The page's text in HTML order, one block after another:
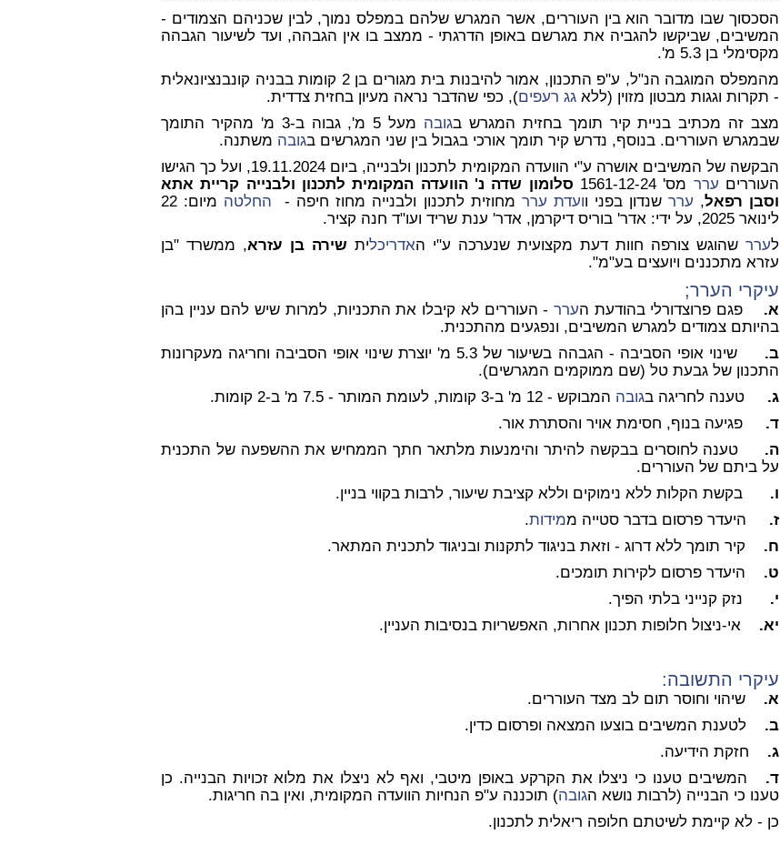
הסכסוך שבו מדובר הוא בין העוררים, אשר המגרש שלהם במפלס נמוך, לבין שכניהם הצמודים -
המשיבים, שביקשו להגביה את מגרשם באופן הדרגתי - ממצב בו אין הגבהה, ועד לשיעור הגבהה
מקסימלי בן 5.3 מ'.
מהמפלס המוגבה הנ"ל, ע"פ התכנון, אמור להיבנות בית מגורים בן 2 קומות בבניה קונבנציונאלית
- תקרות וגגות מבטון מזוין (ללא גג רעפים), כפי שהדבר נראה מעיון בחזית צדדית.
מצב זה מכתיב בניית קיר תומך בחזית המגרש בגובה
מעל 5 מ', גבוה ב-3 מ' מהקיר התומך
שבמגרש העוררים. בנוסף, נדרש קיר תומך אורכי בגבול בין שני המגרשים בגובה משתנה.
הבקשה של המשיבים אושרה ע"י הוועדה המקומית לתכנון ולבנייה, ביום 19.11.2024, ועל כך הגישו
העוררים ערר מס' 1561-12-24
סלומון שדה נ' הוועדה המקומית לתכנון ולבנייה קריית אתא
וסבן רפאל, ערר שנדון בפני וועדת ערר מחוזית לתכנון ולבנייה מחוז חיפה - החלטה
מיום: 22
לינואר 2025, על ידי: אדר' בוריס דיקרמן, אדר' ענת שריד ועו"ד חנה קציר.
לערר שהוגש צורפה חוות דעת מקצועית שנערכה ע"י האדריכלית שירה בן עזרא, ממשרד "בן
עזרא מתכננים ויועצים בע"מ".
עיקרי הערר;
א. פגם פרוצדורלי בהודעת הערר - העוררים לא קיבלו את התכניות, למרות שיש להם עניין בהן
בהיותם צמודים למגרש המשיבים, ונפגעים מהתכנית.
ב.
שינוי אופי הסביבה - הגבהה בשיעור של 5.3 מ' יוצרת שינוי אופי הסביבה וחריגה מעקרונות
התכנון של גבעת טל (שם ממוקמים המגרשים).
ג. טענה לחריגה בגובה המבוקש - 12 מ' ב-3 קומות, לעומת המותר - 7.5 מ' ב-2 קומות.
ד. פגיעה בנוף, חסימת אויר והסתרת אור.
ה. טענה לחוסרים בבקשה להיתר והימנעות מלתאר חתך הממחיש את ההשפעה של התכנית
על ביתם של העוררים.
ו. בקשת הקלות ללא נימוקים וללא קציבת שיעור, לרבות בקווי בניין.
ז. היעדר פרסום בדבר סטייה ממידות.
ח. קיר תומך ללא דרוג - וזאת בניגוד לתקנות ובניגוד לתכנית המתאר.
ט. היעדר פרסום לקירות תומכים.
י. נזק קנייני בלתי הפיך.
יא. אי-ניצול חלופות תכנון אחרות, האפשריות בנסיבות העניין.
עיקרי התשובה:
א. שיהוי וחוסר תום לב מצד העוררים.
ב. לטענת המשיבים בוצעו המצאה ופרסום כדין.
ג. חזקת הידיעה.
ד. המשיבים טענו כי ניצלו את הקרקע באופן מיטבי, ואף לא ניצלו את מלוא זכויות הבנייה. כן
טענו כי הבנייה (לרבות נושא הגובה) תוכננה ע"פ הנחיות הוועדה המקומית, ואין בה חריגות.
כן - לא קיימת לשיטתם חלופה ריאלית לתכנון.